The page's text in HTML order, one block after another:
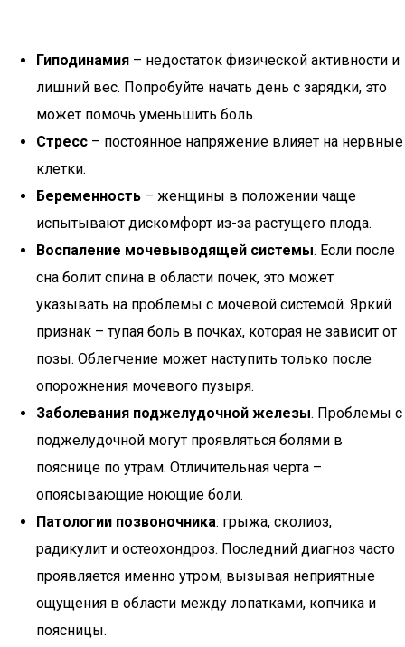
Гиподинамия – недостаток физической активности и
лишний вес. Попробуйте начать день с зарядки, это
может помочь уменьшить боль.
Стресс – постоянное напряжение влияет на нервные
клетки.
Беременность – женщины в положении чаще
испытывают дискомфорт из-за растущего плода.
Воспаление мочевыводящей системы. Если после
сна болит спина в области почек, это может
указывать на проблемы с мочевой системой. Яркий
признак – тупая боль в почках, которая не зависит от
позы. Облегчение может наступить только после
опорожнения мочевого пузыря.
Заболевания поджелудочной железы. Проблемы с
поджелудочной могут проявляться болями в
пояснице по утрам. Отличительная черта –
опоясывающие ноющие боли.
Патологии позвоночника: грыжа, сколиоз,
радикулит и остеохондроз. Последний диагноз часто
проявляется именно утром, вызывая неприятные
ощущения в области между лопатками, копчика и
поясницы.